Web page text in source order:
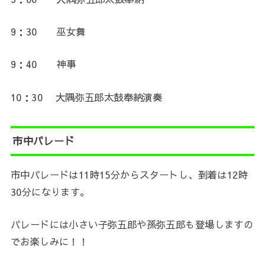
9：30 巫女舞
9：40 神事
10：30 大隅弥五郎太鼓奉納演奏
市中パレード
市中パレードは11時15分からスタートし、到着は12時
30分になります。
パレードには小さい子弥五郎や孫弥五郎も登場しますの
でお楽しみに！！